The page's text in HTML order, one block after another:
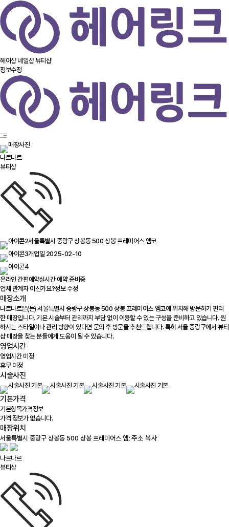
헤어샵 네일샵뷰티샵
정보수정
나르나르
뷰티샵
서울특별시 중랑구 상봉동 500 상봉 프레미어스 엠코
개업일 2025-02-10
온라인 간편예약실시간 예약 준비중
업체 관계자 이신가요?정보 수정
매장소개
나르나르은(는) 서울특별시 중랑구 상봉동 500 상봉 프레미어스 엠코에 위치해 방문하기 편리
한 매장입니다. 기본 시술부터 관리까지 부담 없이 이용할 수 있는 구성을 준비하고 있습니다. 원
하시는 스타일이나 관리 방향이 있다면 문의 후 방문을 추천드립니다. 특히 서울 중랑구에서 뷰티
샵 매장을 찾는 분들에게 도움이 될 수 있습니다.
영업시간
영업시간 미정
휴무 미정
시술사진
기본가격
기본항목가격정보
가격 정보가 없습니다.
매장위치
주소 복사
나르나르
뷰티샵